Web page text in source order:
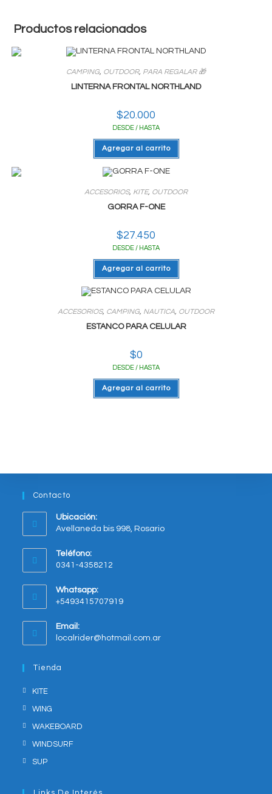
Productos relacionados
CAMPING, OUTDOOR, PARA REGALAR 🎁
LINTERNA FRONTAL NORTHLAND
$20.000
DESDE / HASTA
Agregar al carrito
ACCESORIOS, KITE, OUTDOOR
GORRA F-ONE
$27.450
DESDE / HASTA
Agregar al carrito
ACCESORIOS, CAMPING, NAUTICA, OUTDOOR
ESTANCO PARA CELULAR
$0
DESDE / HASTA
Agregar al carrito
Contacto
Ubicación:
Avellaneda bis 998, Rosario
in
new
tab
Teléfono:
0341-4358212
Whatsapp:
+5493415707919
in
Email:
localrider@hotmail.com.arOpens
Tienda
KITE
WING
WAKEBOARD
WINDSURF
SUP